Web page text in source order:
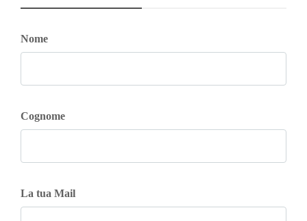
Nome
Cognome
La tua Mail